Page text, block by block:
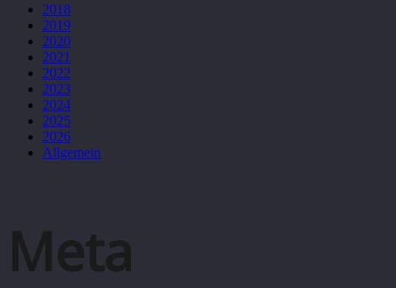
2018
2019
2020
2021
2022
2023
2024
2025
2026
Allgemein
Meta